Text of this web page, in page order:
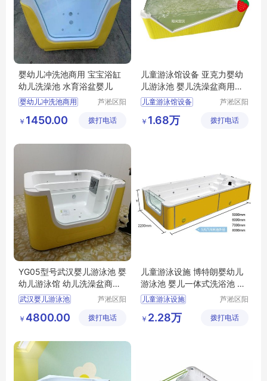
婴幼儿冲洗池商用 宝宝浴缸
幼儿洗澡池 水育浴盆婴儿
婴幼儿冲洗池商用
水育浴盆婴儿
芦淞区阳
童游泳馆
￥ 1450.00 拨打电话
儿童游泳馆设备 亚克力婴幼
儿游泳池 婴儿洗澡盆商用可
定制
儿童游泳馆设备
婴儿洗澡盆商用可定制
芦淞区阳
童游泳馆
￥ 1.68万 拨打电话
YG05型号武汉婴儿游泳池 婴
幼儿游泳馆 幼儿洗澡盆商用
多少钱
武汉婴儿游泳池
婴幼儿洗澡盆商用
芦淞区阳
童游泳馆
￥ 4800.00 拨打电话
儿童游泳设施 博特朗婴幼儿
游泳池 婴儿一体式洗浴池 新
生幼儿游泳桶
儿童游泳设施
婴儿一体式洗浴池
芦淞区阳
童游泳馆
￥ 2.28万 拨打电话